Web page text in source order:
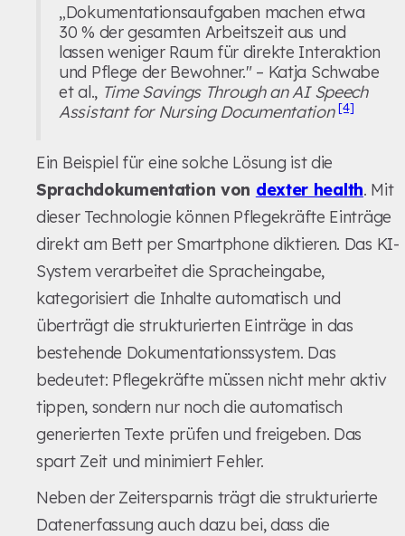
„Dokumentationsaufgaben machen etwa
30 % der gesamten Arbeitszeit aus und
lassen weniger Raum für direkte Interaktion
und Pflege der Bewohner." – Katja Schwabe
et al., Time Savings Through an AI Speech
Assistant for Nursing Documentation [4]
Ein Beispiel für eine solche Lösung ist die
Sprachdokumentation von dexter health. Mit
dieser Technologie können Pflegekräfte Einträge
direkt am Bett per Smartphone diktieren. Das KI-
System verarbeitet die Spracheingabe,
kategorisiert die Inhalte automatisch und
überträgt die strukturierten Einträge in das
bestehende Dokumentationssystem. Das
bedeutet: Pflegekräfte müssen nicht mehr aktiv
tippen, sondern nur noch die automatisch
generierten Texte prüfen und freigeben. Das
spart Zeit und minimiert Fehler.
Neben der Zeitersparnis trägt die strukturierte
Datenerfassung auch dazu bei, dass die